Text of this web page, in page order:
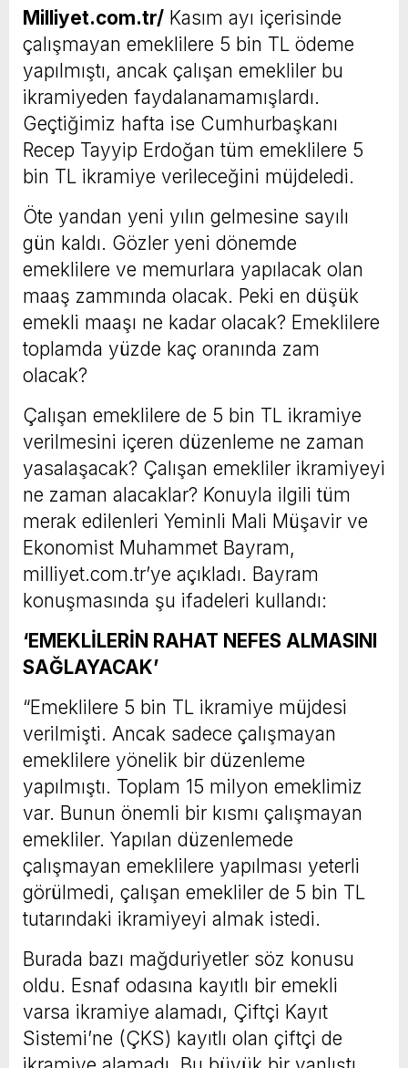
Milliyet.com.tr/ Kasım ayı içerisinde
çalışmayan emeklilere 5 bin TL ödeme
yapılmıştı, ancak çalışan emekliler bu
ikramiyeden faydalanamamışlardı.
Geçtiğimiz hafta ise Cumhurbaşkanı
Recep Tayyip Erdoğan tüm emeklilere 5
bin TL ikramiye verileceğini müjdeledi.
Öte yandan yeni yılın gelmesine sayılı
gün kaldı. Gözler yeni dönemde
emeklilere ve memurlara yapılacak olan
maaş zammında olacak. Peki en düşük
emekli maaşı ne kadar olacak? Emeklilere
toplamda yüzde kaç oranında zam
olacak?
Çalışan emeklilere de 5 bin TL ikramiye
verilmesini içeren düzenleme ne zaman
yasalaşacak? Çalışan emekliler ikramiyeyi
ne zaman alacaklar? Konuyla ilgili tüm
merak edilenleri Yeminli Mali Müşavir ve
Ekonomist Muhammet Bayram,
milliyet.com.tr’ye açıkladı. Bayram
konuşmasında şu ifadeleri kullandı:
‘EMEKLİLERİN RAHAT NEFES ALMASINI
SAĞLAYACAK’
“Emeklilere 5 bin TL ikramiye müjdesi
verilmişti. Ancak sadece çalışmayan
emeklilere yönelik bir düzenleme
yapılmıştı. Toplam 15 milyon emeklimiz
var. Bunun önemli bir kısmı çalışmayan
emekliler. Yapılan düzenlemede
çalışmayan emeklilere yapılması yeterli
görülmedi, çalışan emekliler de 5 bin TL
tutarındaki ikramiyeyi almak istedi.
Burada bazı mağduriyetler söz konusu
oldu. Esnaf odasına kayıtlı bir emekli
varsa ikramiye alamadı, Çiftçi Kayıt
Sistemi’ne (ÇKS) kayıtlı olan çiftçi de